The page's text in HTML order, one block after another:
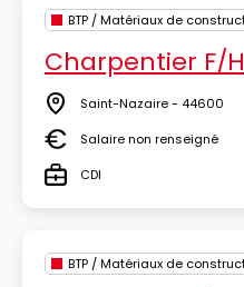
Charpentier F/H
Lieu Saint-Nazaire - 44600
SalaireSalaire non renseigné
TypeCDI